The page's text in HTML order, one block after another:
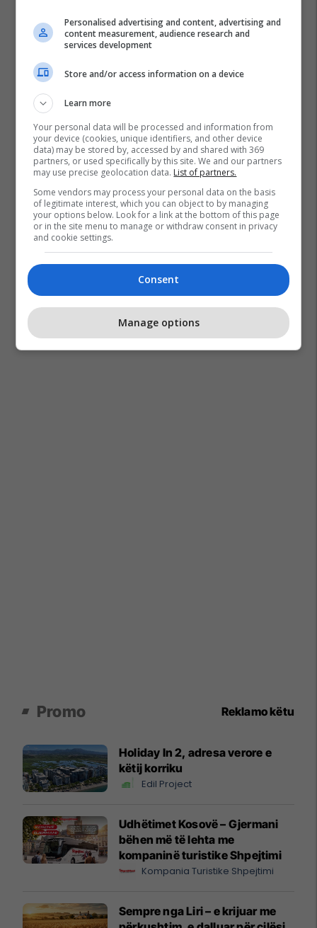
Coronavirus Lajmet E Rreme Në Facebook Facebook
Promo Reklamo këtu
Holiday In 2, adresa verore e
këtij korriku
Edil Project
Udhëtimet Kosovë – Gjermani
bëhen më të lehta me
kompaninë turistike Shpejtimi
Kompania Turistike Shpejtimi
Sempre nga Liri – e krijuar me
Personalised advertising and content, advertising and
content measurement, audience research and
services development
Store and/or access information on a device
Learn more
Your personal data will be processed and information from
your device (cookies, unique identifiers, and other device
data) may be stored by, accessed by and shared with 369
partners, or used specifically by this site. We and our partners
may use precise geolocation data. List of partners.
Some vendors may process your personal data on the basis
of legitimate interest, which you can object to by managing
your options below. Look for a link at the bottom of this page
or in the site menu to manage or withdraw consent in privacy
and cookie settings.
Consent
Manage options